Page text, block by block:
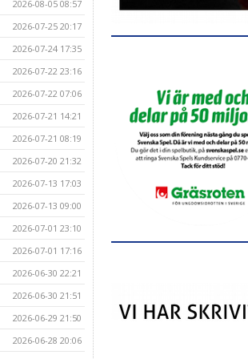
2026-08-05 08:57
2026-07-25 20:17
2026-07-24 17:35
2026-07-22 23:16
2026-07-22 07:06
2026-07-21 14:21
2026-07-21 08:19
2026-07-20 21:32
2026-07-13 17:03
2026-07-13 09:00
2026-07-01 23:10
2026-07-01 17:16
2026-06-30 22:21
2026-06-30 21:51
2026-06-29 21:50
2026-06-28 20:06